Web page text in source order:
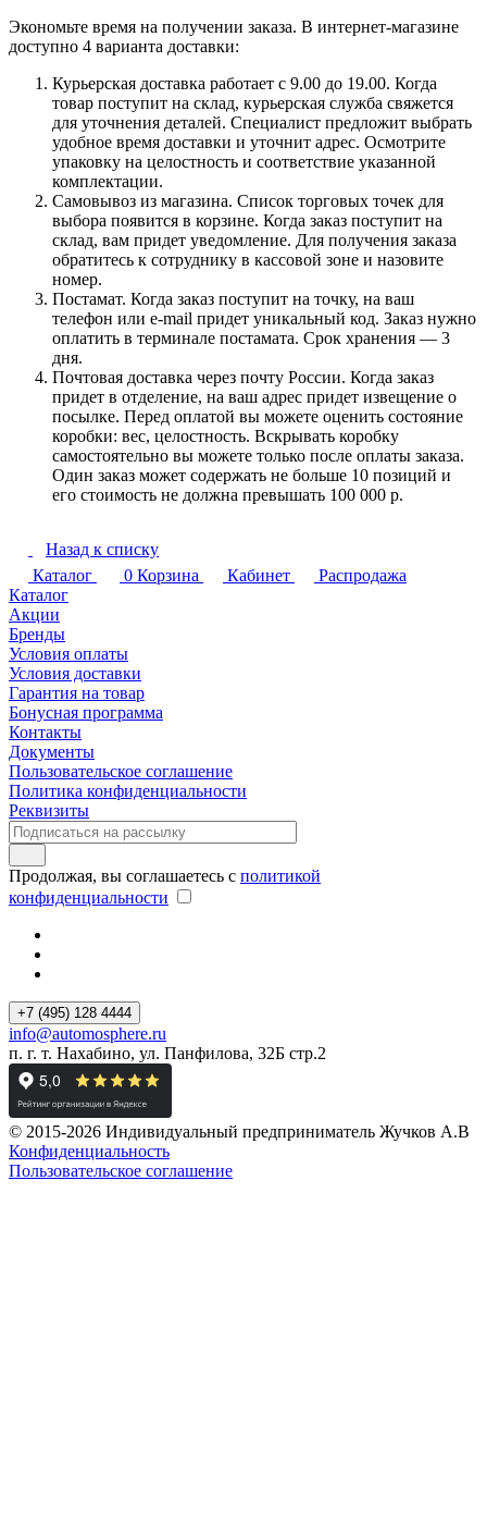
Экономьте время на получении заказа. В интернет-магазине
доступно 4 варианта доставки:
Курьерская доставка работает с 9.00 до 19.00. Когда
товар поступит на склад, курьерская служба свяжется
для уточнения деталей. Специалист предложит выбрать
удобное время доставки и уточнит адрес. Осмотрите
упаковку на целостность и соответствие указанной
комплектации.
Самовывоз из магазина. Список торговых точек для
выбора появится в корзине. Когда заказ поступит на
склад, вам придет уведомление. Для получения заказа
обратитесь к сотруднику в кассовой зоне и назовите
номер.
Постамат. Когда заказ поступит на точку, на ваш
телефон или e-mail придет уникальный код. Заказ нужно
оплатить в терминале постамата. Срок хранения — 3
дня.
Почтовая доставка через почту России. Когда заказ
придет в отделение, на ваш адрес придет извещение о
посылке. Перед оплатой вы можете оценить состояние
коробки: вес, целостность. Вскрывать коробку
самостоятельно вы можете только после оплаты заказа.
Один заказ может содержать не больше 10 позиций и
его стоимость не должна превышать 100 000 р.
Назад к списку
Каталог
0 Корзина Кабинет
Распродажа
Каталог
Акции
Бренды
Условия оплаты
Условия доставки
Гарантия на товар
Бонусная программа
Контакты
Документы
Пользовательское соглашение
Политика конфиденциальности
Реквизиты
Продолжая, вы соглашаетесь с политикой
конфиденциальности
+7 (495) 128 4444
info@automosphere.ru
п. г. т. Нахабино, ул. Панфилова, 32Б стр.2
© 2015-2026 Индивидуальный предприниматель Жучков А.В
Конфиденциальность
Пользовательское соглашение